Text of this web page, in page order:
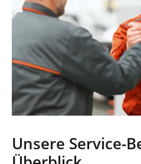
Unsere Service-